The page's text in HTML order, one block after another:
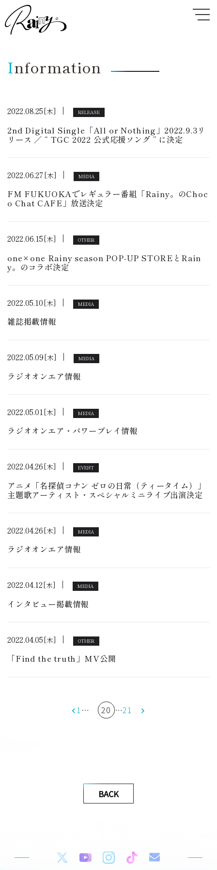
Information
2022.08.25[木] RELEASE
2nd Digital Single「All or Nothing」2022.9.3リ
リース ／ “ TGC 2022 公式応援ソング ” に決定
2022.06.27[木] MEDIA
FM FUKUOKAでレギュラー番組「Rainy。のChoc
o Chat CAFE」放送決定
2022.06.15[木] OTHER
one×one Rainy season POP-UP STOREとRain
y。のコラボ決定
2022.05.10[木] MEDIA
雑誌掲載情報
2022.05.09 [木] MEDIA
ラジオオンエア情報
2022.05.01 [木] MEDIA
ラジオオンエア・パワープレイ情報
2022.04.26 [木] EVENT
アニメ「名探偵コナン ゼロの日常（ティータイム）」
主題歌アーティスト・スペシャルミニライブ出演決定
2022.04.26[木] MEDIA
ラジオオンエア情報
2022.04.12 [木] MEDIA
インタビュー掲載情報
2022.04.05[木] OTHER
「Find the truth」MV公開
1… 20 …21
BACK